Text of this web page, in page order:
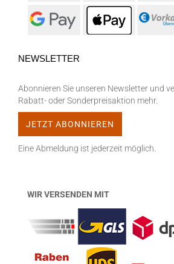
NEWSLETTER
Abonnieren Sie unseren Newsletter und
Rabatt- oder Sonderpreisaktion mehr.
Eine Abmeldung ist jederzeit möglich.
WIR VERSENDEN MIT